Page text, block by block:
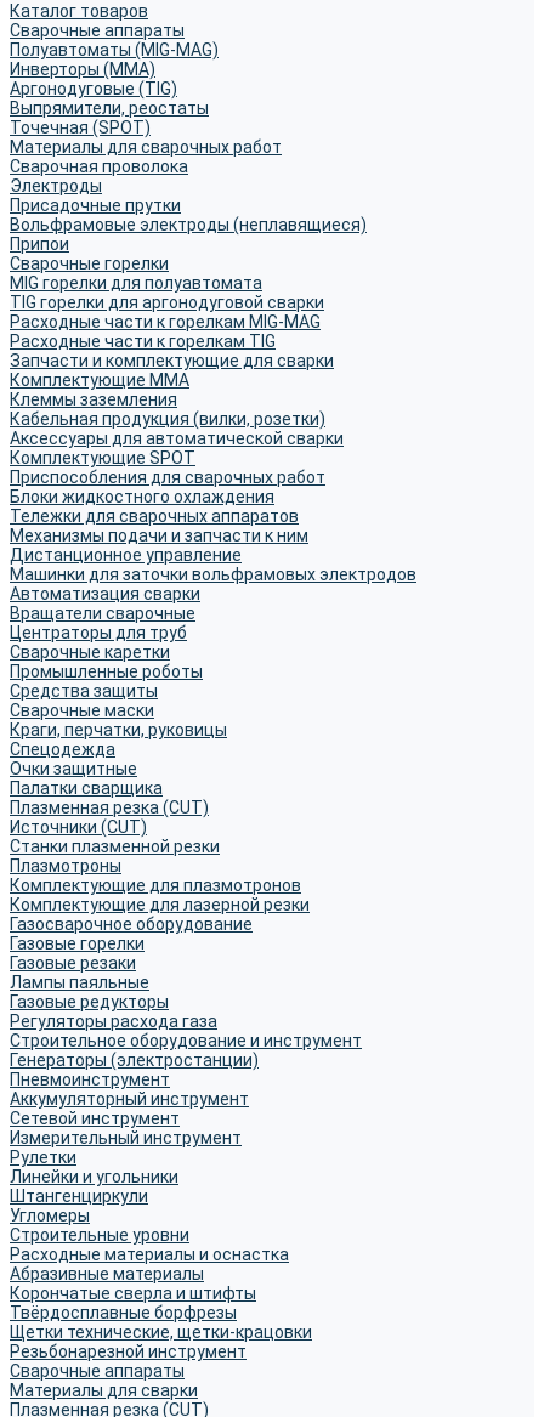
Каталог товаров
Сварочные аппараты
Полуавтоматы (MIG-MAG)
Инверторы (MMA)
Аргонодуговые (TIG)
Выпрямители, реостаты
Точечная (SPOT)
Материалы для сварочных работ
Сварочная проволока
Электроды
Присадочные прутки
Вольфрамовые электроды (неплавящиеся)
Припои
Сварочные горелки
MIG горелки для полуавтомата
TIG горелки для аргонодуговой сварки
Расходные части к горелкам MIG-MAG
Расходные части к горелкам TIG
Запчасти и комплектующие для сварки
Комплектующие ММА
Клеммы заземления
Кабельная продукция (вилки, розетки)
Аксессуары для автоматической сварки
Комплектующие SPOT
Приспособления для сварочных работ
Блоки жидкостного охлаждения
Тележки для сварочных аппаратов
Механизмы подачи и запчасти к ним
Дистанционное управление
Машинки для заточки вольфрамовых электродов
Автоматизация сварки
Вращатели сварочные
Центраторы для труб
Сварочные каретки
Промышленные роботы
Средства защиты
Сварочные маски
Краги, перчатки, руковицы
Спецодежда
Очки защитные
Палатки сварщика
Плазменная резка (CUT)
Источники (CUT)
Станки плазменной резки
Плазмотроны
Комплектующие для плазмотронов
Комплектующие для лазерной резки
Газосварочное оборудование
Газовые горелки
Газовые резаки
Лампы паяльные
Газовые редукторы
Регуляторы расхода газа
Строительное оборудование и инструмент
Генераторы (электростанции)
Пневмоинструмент
Аккумуляторный инструмент
Сетевой инструмент
Измерительный инструмент
Рулетки
Линейки и угольники
Штангенциркули
Угломеры
Строительные уровни
Расходные материалы и оснастка
Абразивные материалы
Корончатые сверла и штифты
Твёрдосплавные борфрезы
Щетки технические, щетки-крацовки
Резьбонарезной инструмент
Сварочные аппараты
Материалы для сварки
Плазменная резка (CUT)